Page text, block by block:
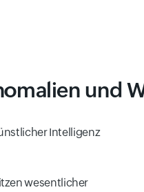
und
Intelligenz
wesentlicher